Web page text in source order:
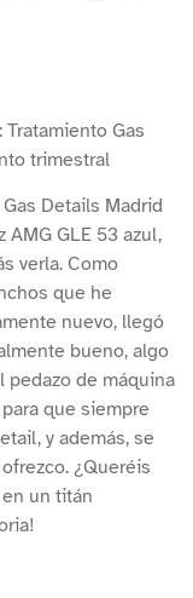
Gas
trimestral
Details Madrid
GLE 53 azul,
verla. Como
que he
nuevo, llegó
bueno, algo
pedazo de máquina
que siempre
y además, se
¿Queréis
un titán